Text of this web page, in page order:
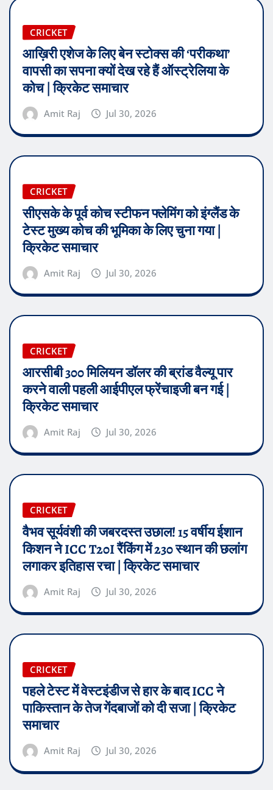
CRICKET
आख़िरी एशेज के लिए बेन स्टोक्स की ‘परीकथा’
वापसी का सपना क्यों देख रहे हैं ऑस्ट्रेलिया के
कोच | क्रिकेट समाचार
Amit Raj Jul 30, 2026
CRICKET
सीएसके के पूर्व कोच स्टीफन फ्लेमिंग को इंग्लैंड के
टेस्ट मुख्य कोच की भूमिका के लिए चुना गया |
क्रिकेट समाचार
Amit Raj Jul 30, 2026
CRICKET
आरसीबी 300 मिलियन डॉलर की ब्रांड वैल्यू पार
करने वाली पहली आईपीएल फ्रेंचाइजी बन गई |
क्रिकेट समाचार
Amit Raj Jul 30, 2026
CRICKET
वैभव सूर्यवंशी की जबरदस्त उछाल! 15 वर्षीय ईशान
किशन ने ICC T20I रैंकिंग में 230 स्थान की छलांग
लगाकर इतिहास रचा | क्रिकेट समाचार
Amit Raj Jul 30, 2026
CRICKET
पहले टेस्ट में वेस्टइंडीज से हार के बाद ICC ने
पाकिस्तान के तेज गेंदबाजों को दी सजा | क्रिकेट
समाचार
Amit Raj Jul 30, 2026